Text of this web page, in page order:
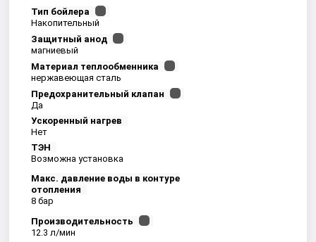
Тип бойлера
Накопительный
Защитный анод
магниевый
Материал теплообменника
нержавеющая сталь
Предохранительный клапан
Да
Ускоренный нагрев
Нет
ТЭН
Возможна установка
Макс. давление воды в контуре
отопления
8 бар
Производительность
12.3 л/мин